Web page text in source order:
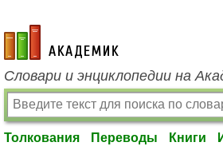
academic.ru
Словари и энциклопедии на
Толкования Переводы Книги